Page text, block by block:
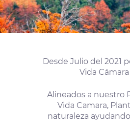
Desde Julio del 2021
Vida
Alineados a nuestro
Vida Camara,
naturaleza